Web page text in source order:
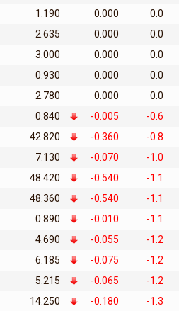
1.190 0.000
0.0
2.635 0.000
0.0
3.000 0.000
0.0
0.930 0.000
0.0
2.780 0.000
0.0
0.840 -0.005
-0.6
42.820 -0.360
-0.8
7.130 -0.070
-1.0
48.420 -0.540
-1.1
48.360 -0.540
-1.1
0.890 -0.010
-1.1
4.690 -0.055
-1.2
6.185 -0.075
-1.2
5.215 -0.065
-1.2
14.250 -0.180
-1.3